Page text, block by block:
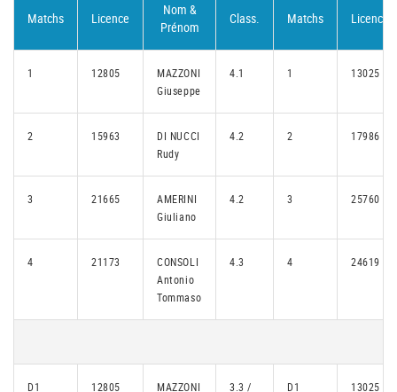
Matchs Licence
Nom &
Prénom
Class. Matchs Licence
1 12805
MAZZONI
Giuseppe
4.1 1 13025
2 15963
DI NUCCI
Rudy
4.2 2 17986
3 21665
AMERINI
Giuliano
4.2 3 25760
4 21173
CONSOLI
Antonio
Tommaso
4.3 4 24619
D1 12805
MAZZONI
3.3 /
D1 13025